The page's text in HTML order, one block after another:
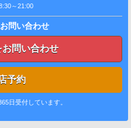
～21:00
問い合わせ
お問い合わせ
予約
日受付しています。